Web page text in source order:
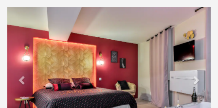
Previous Next